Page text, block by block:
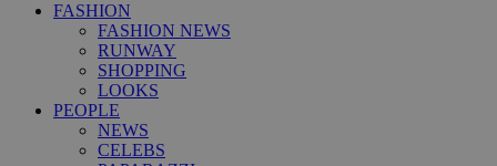
FASHION
FASHION NEWS
RUNWAY
SHOPPING
LOOKS
PEOPLE
NEWS
CELEBS